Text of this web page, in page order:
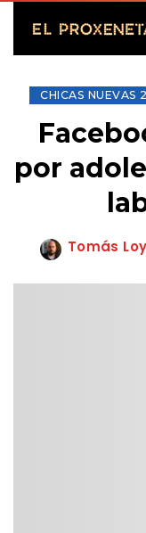
CHICAS NUEVAS
por
Posted
Tomás